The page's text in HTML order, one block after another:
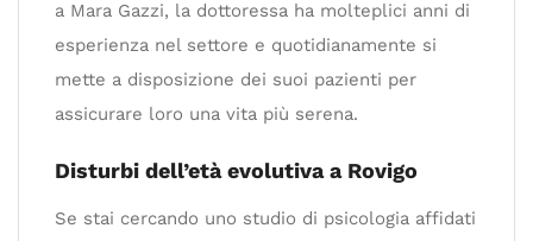
a Mara Gazzi, la dottoressa ha molteplici anni di
esperienza nel settore e quotidianamente si
mette a disposizione dei suoi pazienti per
assicurare loro una vita più serena.
Disturbi dell’età evolutiva a Rovigo
Se stai cercando uno studio di psicologia affidati